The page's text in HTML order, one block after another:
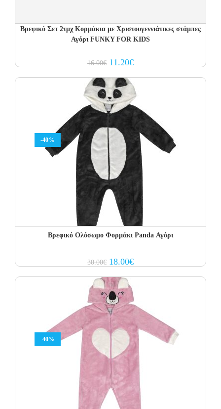
Βρεφικό Σετ 2τμχ Κορμάκια με Χριστουγεννιάτικες στάμπες
Αγόρι FUNKY FOR KIDS
16.00€ Original
price
16.00€.
11.20€Current
price
-40%
Βρεφικό Ολόσωμο Φορμάκι Panda Αγόρι
30.00€ Original
price
30.00€.
18.00€Current
price
-40%